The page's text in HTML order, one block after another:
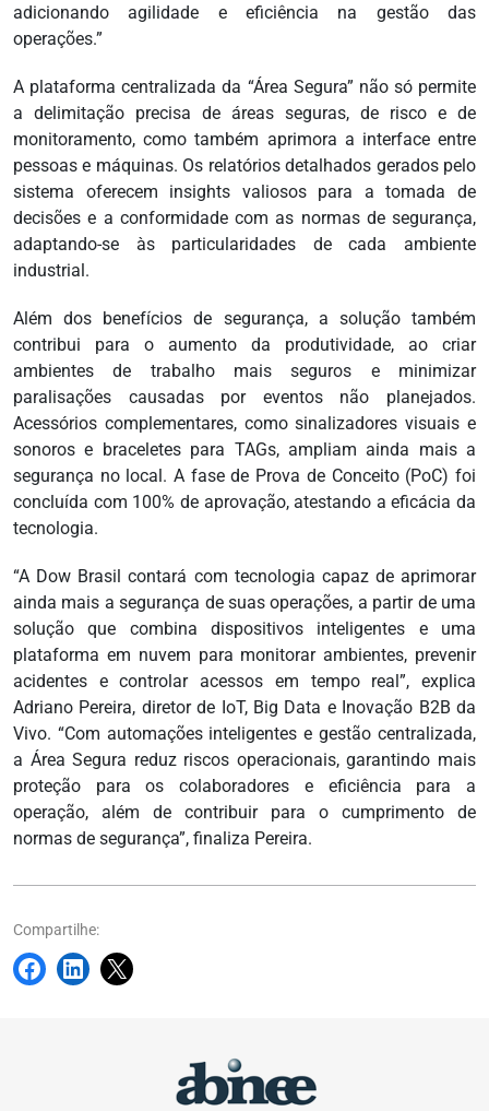
adicionando agilidade e eficiência na gestão das
operações.”
A plataforma centralizada da “Área Segura” não só permite
a delimitação precisa de áreas seguras, de risco e de
monitoramento, como também aprimora a interface entre
pessoas e máquinas. Os relatórios detalhados gerados pelo
sistema oferecem insights valiosos para a tomada de
decisões e a conformidade com as normas de segurança,
adaptando-se às particularidades de cada ambiente
industrial.
Além dos benefícios de segurança, a solução também
contribui para o aumento da produtividade, ao criar
ambientes de trabalho mais seguros e minimizar
paralisações causadas por eventos não planejados.
Acessórios complementares, como sinalizadores visuais e
sonoros e braceletes para TAGs, ampliam ainda mais a
segurança no local. A fase de Prova de Conceito (PoC) foi
concluída com 100% de aprovação, atestando a eficácia da
tecnologia.
“A Dow Brasil contará com tecnologia capaz de aprimorar
ainda mais a segurança de suas operações, a partir de uma
solução que combina dispositivos inteligentes e uma
plataforma em nuvem para monitorar ambientes, prevenir
acidentes e controlar acessos em tempo real”, explica
Adriano Pereira, diretor de IoT, Big Data e Inovação B2B da
Vivo. “Com automações inteligentes e gestão centralizada,
a Área Segura reduz riscos operacionais, garantindo mais
proteção para os colaboradores e eficiência para a
operação, além de contribuir para o cumprimento de
normas de segurança”, finaliza Pereira.
Compartilhe: